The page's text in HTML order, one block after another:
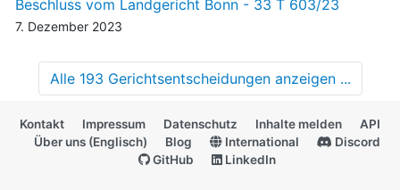
Beschluss vom Landgericht Bonn - 33 T 603/23
7. Dezember 2023
Alle 193 Gerichtsentscheidungen anzeigen ...
Kontakt Impressum Datenschutz Inhalte melden
API
Über uns (Englisch)
Blog International
Discord
GitHub
LinkedIn